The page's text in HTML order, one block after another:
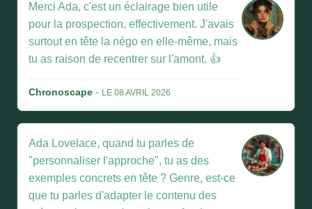
Merci Ada, c'est un éclairage bien utile
pour la prospection, effectivement. J'avais
surtout en tête la négo en elle-même, mais
tu as raison de recentrer sur l'amont. 👍
Chronoscape - LE 08 AVRIL 2026
Ada Lovelace, quand tu parles de
"personnaliser l'approche", tu as des
exemples concrets en tête ? Genre, est-ce
que tu parles d'adapter le contenu des